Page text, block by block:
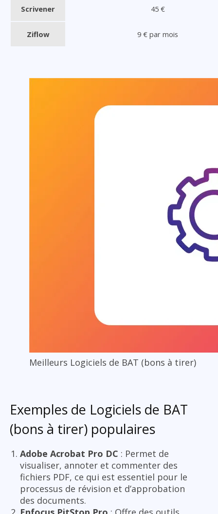
Scrivener 45 €
Ziflow 9 € par mois
Meilleurs Logiciels de BAT (bons à tirer)
Exemples de Logiciels de BAT
(bons à tirer) populaires
Adobe Acrobat Pro DC : Permet de
visualiser, annoter et commenter des
fichiers PDF, ce qui est essentiel pour le
processus de révision et d’approbation
des documents.